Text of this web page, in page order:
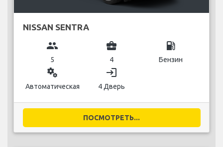
NISSAN SENTRA
group
5
business_center
4
local_gas_station
Бензин
miscellaneous_services
Автоматическая
login
4 Дверь
ПОСМОТРЕТЬ...